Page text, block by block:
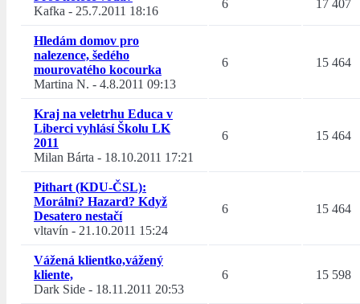
Kafka - 25.7.2011 18:16
6 17 407
Hledám domov pro
nalezence, šedého
mourovatého kocourka
Martina N. - 4.8.2011 09:13
6 15 464
Kraj na veletrhu Educa v
Liberci vyhlásí Školu LK
2011
Milan Bárta - 18.10.2011 17:21
6 15 464
Pithart (KDU-ČSL):
Morální? Hazard? Když
Desatero nestačí
vltavín - 21.10.2011 15:24
6 15 464
Vážená klientko,vážený
kliente,
Dark Side - 18.11.2011 20:53
6 15 598